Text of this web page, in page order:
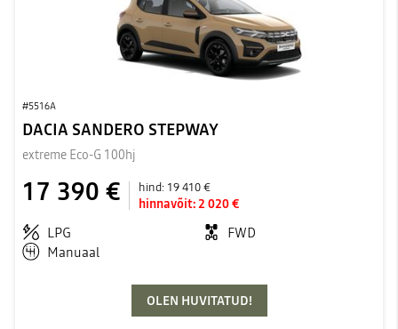
#5516A
DACIA SANDERO STEPWAY
extreme Eco-G 100hj
17 390 € hind: 19 410 €
hinnavõit:2 020 €
LPG
FWD
Manuaal
OLEN HUVITATUD!